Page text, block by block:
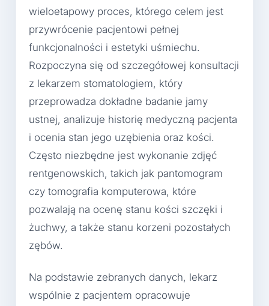
wieloetapowy proces, którego celem jest
przywrócenie pacjentowi pełnej
funkcjonalności i estetyki uśmiechu.
Rozpoczyna się od szczegółowej konsultacji
z lekarzem stomatologiem, który
przeprowadza dokładne badanie jamy
ustnej, analizuje historię medyczną pacjenta
i ocenia stan jego uzębienia oraz kości.
Często niezbędne jest wykonanie zdjęć
rentgenowskich, takich jak pantomogram
czy tomografia komputerowa, które
pozwalają na ocenę stanu kości szczęki i
żuchwy, a także stanu korzeni pozostałych
zębów.
Na podstawie zebranych danych, lekarz
wspólnie z pacjentem opracowuje